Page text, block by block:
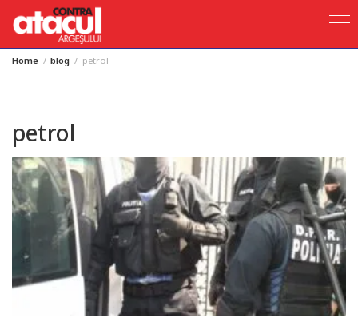
SkipHome blog petrol
petrol